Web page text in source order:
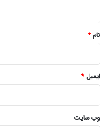
نام*
ایمیل*
وب‌ سایت